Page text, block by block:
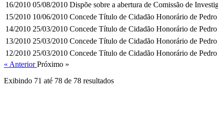
16/2010 05/08/2010 Dispõe sobre a abertura de Comissão de
15/2010 10/06/2010 Concede Título de Cidadão Honorário de
14/2010 25/03/2010 Concede Título de Cidadão Honorário de
13/2010 25/03/2010 Concede Título de Cidadão Honorário de
12/2010 25/03/2010 Concede Título de Cidadão Honorário de
« AnteriorPróximo »
Exibindo 71 até 78 de 78 resultados